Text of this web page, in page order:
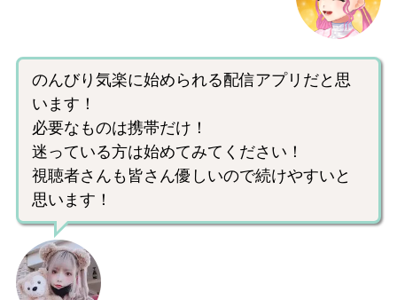
のんびり気楽に始められる配信アプリだと思
います！
必要なものは携帯だけ！
迷っている方は始めてみてください！
視聴者さんも皆さん優しいので続けやすいと
思います！